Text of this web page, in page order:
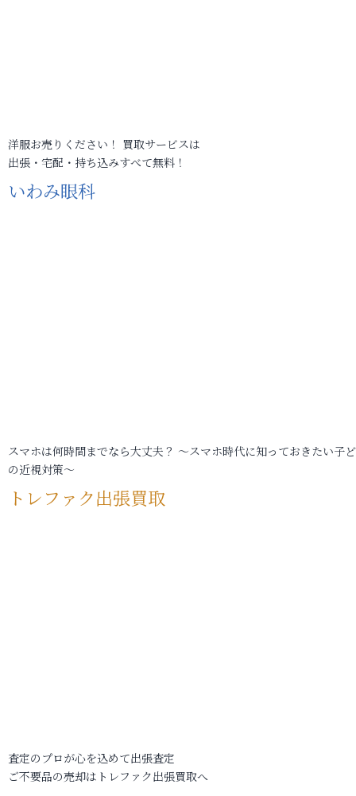
洋服お売りください！ 買取サービスは
出張・宅配・持ち込みすべて無料！
いわみ眼科
スマホは何時間までなら大丈夫？ ～スマホ時代に知っておきたい子
の近視対策～
トレファク出張買取
査定のプロが心を込めて出張査定
ご不要品の売却はトレファク出張買取へ